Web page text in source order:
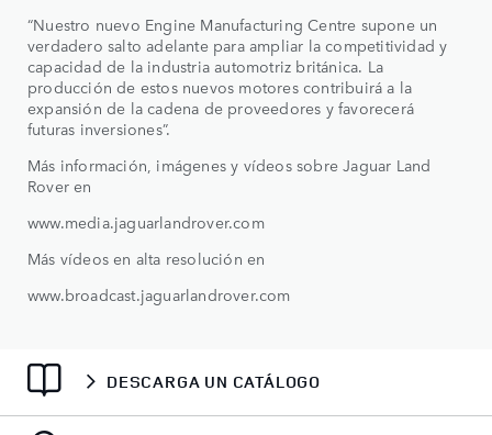
“Nuestro nuevo Engine Manufacturing Centre supone un
verdadero salto adelante para ampliar la competitividad y
capacidad de la industria automotriz británica. La
producción de estos nuevos motores contribuirá a la
expansión de la cadena de proveedores y favorecerá
futuras inversiones”.
Más información, imágenes y vídeos sobre Jaguar Land
Rover en
www.media.jaguarlandrover.com
Más vídeos en alta resolución en
www.broadcast.jaguarlandrover.com
DESCARGA UN CATÁLOGO